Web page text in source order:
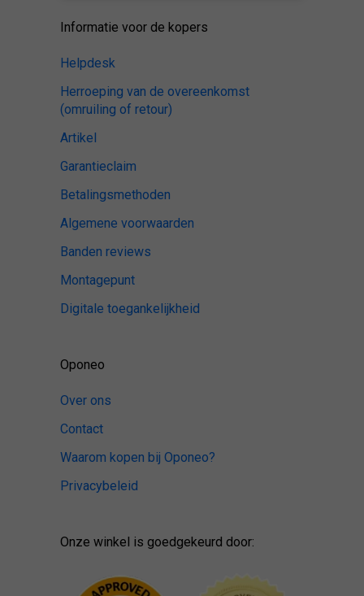
Informatie voor de kopers
Helpdesk
Herroeping van de overeenkomst
(omruiling of retour)
Artikel
Garantieclaim
Betalingsmethoden
Algemene voorwaarden
Banden reviews
Montagepunt
Digitale toegankelijkheid
Oponeo
Over ons
Contact
Waarom kopen bij Oponeo?
Privacybeleid
Onze winkel is goedgekeurd door: